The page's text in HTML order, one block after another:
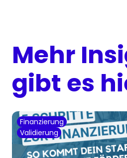
Mehr
gibt es
Finanzierung
Validierung